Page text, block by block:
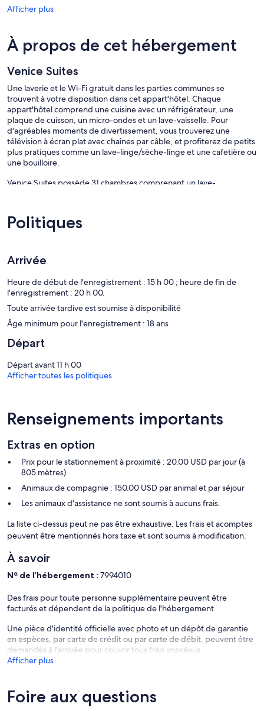
Afficher plus
À propos de cet hébergement
Venice Suites
Une laverie et le Wi-Fi gratuit dans les parties communes se
trouvent à votre disposition dans cet appart'hôtel. Chaque
appart'hôtel comprend une cuisine avec un réfrigérateur, une
plaque de cuisson, un micro-ondes et un lave-vaisselle. Pour
d'agréables moments de divertissement, vous trouverez une
télévision à écran plat avec chaînes par câble, et profiterez de petits
plus pratiques comme un lave-linge/sèche-linge et une cafetière ou
une bouilloire.
Venice Suites possède 31 chambres comprenant un lave-
Dans cet appart'hôtel 3 étoiles, les chambres possèdent une cuisine
avec un réfrigérateur, une plaque de cuisson, un micro-ondes et
toilette gratuits et un sèche-cheveux.
Parmi les services d'affaires, les chambres comprennent des
bureaux et un téléphone ; les appels locaux et longue distance sont
gratuits (sous réserve de certaines restrictions). De plus, les
chambres possèdent un fer / une planche à repasser et un
ventilateur de plafond. Un service de ménage est fourni tous les
jours.
Les activités de loisir répertoriées ci-dessous sont accessibles
directement sur place ou à proximité. Ces activités peuvent faire
l'objet de frais supplémentaires.
Politiques
Arrivée
Heure de début de l'enregistrement : 15 h 00 ; heure de fin de
l'enregistrement : 20 h 00.
Toute arrivée tardive est soumise à disponibilité
Âge minimum pour l'enregistrement : 18 ans
Départ
Départ avant 11 h 00
Afficher toutes les politiques
Renseignements importants
Extras en option
Prix pour le stationnement à proximité : 20.00 USD par jour (à
805 mètres)
Animaux de compagnie : 150.00 USD par animal et par séjour
Les animaux d'assistance ne sont soumis à aucuns frais.
La liste ci-dessus peut ne pas être exhaustive. Les frais et acomptes
peuvent être mentionnés hors taxe et sont soumis à modification.
À savoir
Nº de l’hébergement : 7994010
Des frais pour toute personne supplémentaire peuvent être
facturés et dépendent de la politique de l'hébergement
Une pièce d'identité officielle avec photo et un dépôt de garantie
en espèces, par carte de crédit ou par carte de débit, peuvent être
demandés à l'arrivée pour couvrir tous frais imprévus
Afficher plus
Foire aux questions